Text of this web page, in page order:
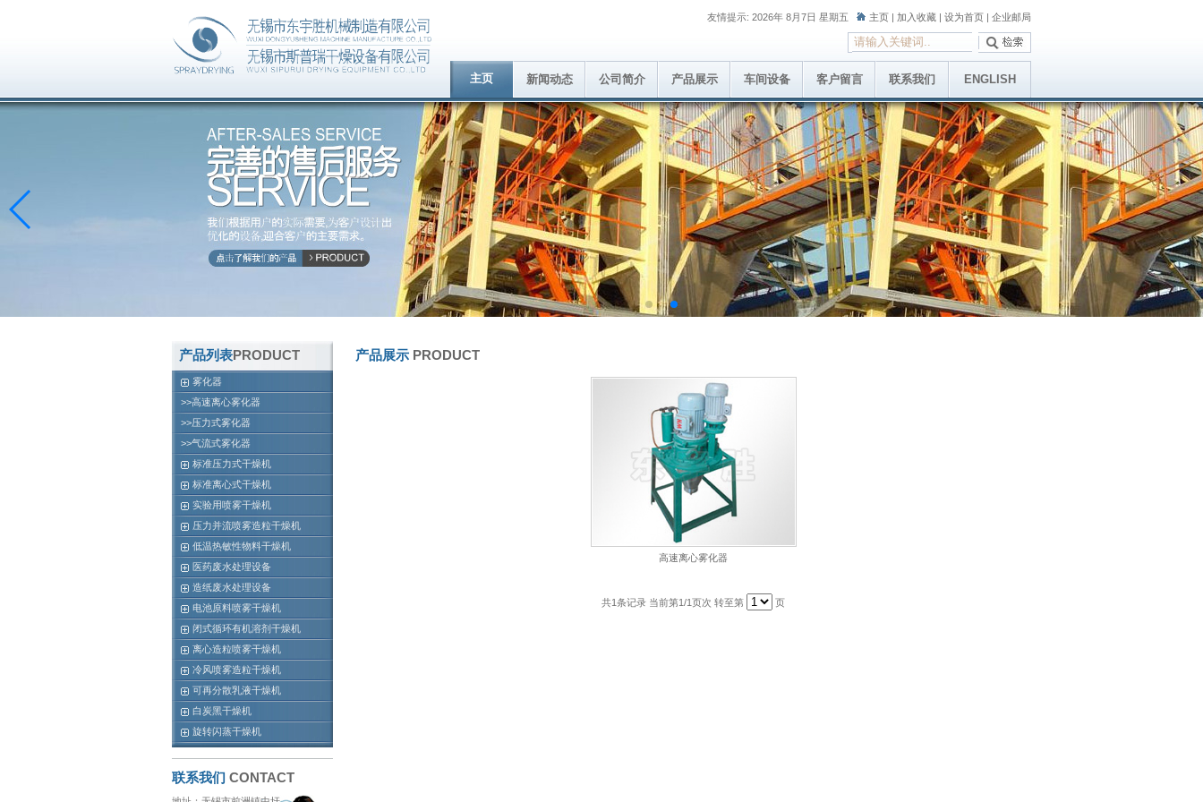
友情提示: 2026年 8月7日 星期五 主页 | 加入收藏 | 设为首页 | 企业邮局
主页 新闻动态 公司简介 产品展示 车间设备 客户留言 联系我们 ENGLISH
产品列表PRODUCT
雾化器
>>高速离心雾化器
>>压力式雾化器
>>气流式雾化器
标准压力式干燥机
标准离心式干燥机
实验用喷雾干燥机
压力并流喷雾造粒干燥机
低温热敏性物料干燥机
医药废水处理设备
造纸废水处理设备
电池原料喷雾干燥机
闭式循环有机溶剂干燥机
离心造粒喷雾干燥机
冷风喷雾造粒干燥机
可再分散乳液干燥机
白炭黑干燥机
旋转闪蒸干燥机
联系我们 CONTACT
产品展示 PRODUCT
高速离心雾化器
共1条记录 当前第1/1页次 转至第 页